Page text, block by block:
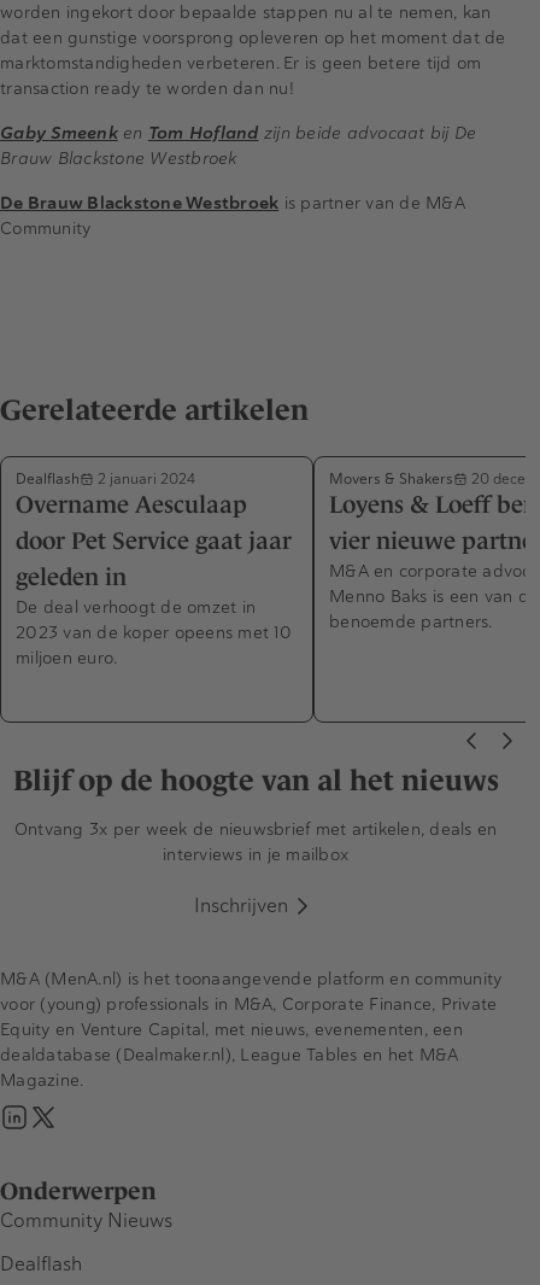
worden ingekort door bepaalde stappen nu al te nemen, kan
dat een gunstige voorsprong opleveren op het moment dat de
marktomstandigheden verbeteren. Er is geen betere tijd om
transaction ready te worden dan nu!
Gaby Smeenken Tom Hofland zijn beide advocaat bij De
Brauw Blackstone Westbroek
De Brauw Blackstone Westbroek is partner van de M&A
Community
Gerelateerde artikelen
Dealflash 2 januari 2024
Overname Aesculaap
door Pet Service gaat jaar
geleden in
De deal verhoogt de omzet in
2023 van de koper opeens met 10
miljoen euro.
Movers & Shakers 20
Loyens & Loeff
vier nieuwe
M&A en corporate
Menno Baks is een van de
benoemde partners.
Blijf op de hoogte van al het nieuws
Ontvang 3x per week de nieuwsbrief met artikelen, deals en
interviews in je mailbox
Inschrijven
Onderwerpen
Community Nieuws
Dealflash
M&A (MenA.nl) is het toonaangevende platform en community
voor (young) professionals in M&A, Corporate Finance, Private
Equity en Venture Capital, met nieuws, evenementen, een
dealdatabase (Dealmaker.nl), League Tables en het M&A
Magazine.